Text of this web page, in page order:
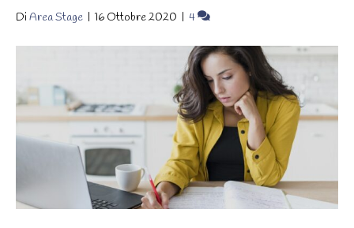
Di Area Stage | 16 Ottobre 2020 | 4